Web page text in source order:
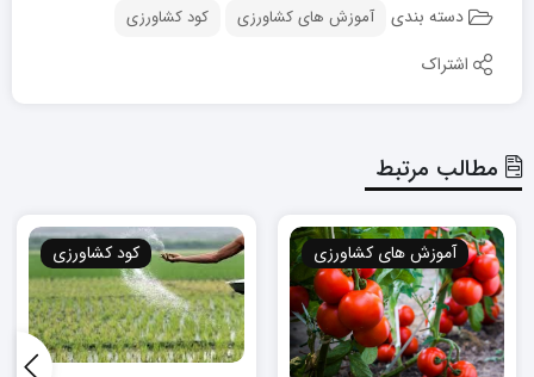
دسته بندی آموزش های کشاورزی کود کشاورزی
اشتراک
مطالب مرتبط
آموزش های کشاورزی کود کشاورزی